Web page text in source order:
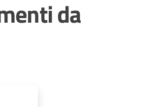
da